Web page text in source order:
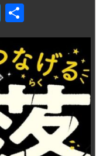
R
ai
n
dr
o
p.
io
有